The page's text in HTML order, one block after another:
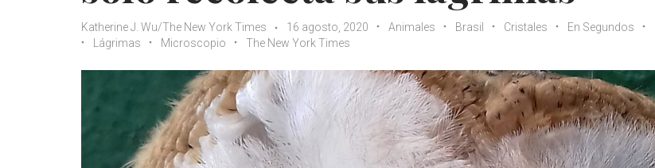
Katherine J. Wu/The New York Times 16 agosto, 2020 Animales Brasil Cristales En Segundos
Lágrimas
Microscopio The New York Times